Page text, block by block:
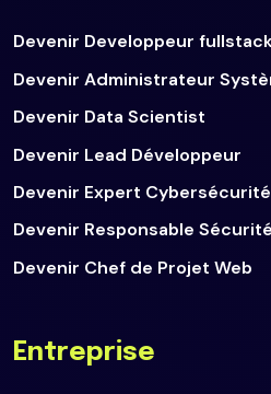
Devenir Developpeur
Devenir Administrateur
Devenir Data Scientist
Devenir Lead Développeur
Devenir Expert Cybersécurité
Devenir Responsable
Devenir Chef de Projet Web
Entreprise